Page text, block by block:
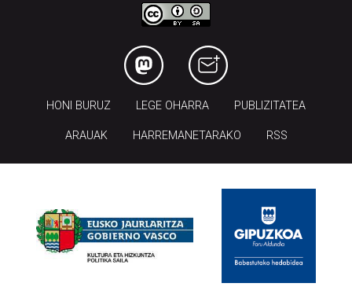
HONI BURUZ LEGE OHARRA PUBLIZITATEA
ARAUAK HARREMANETARAKO RSS